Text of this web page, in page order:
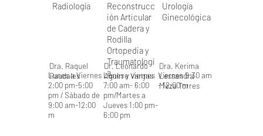
Radiología
Lunes a Viernes
2:00 pm-5:00
pm / Sábado de
9:00 am-12:00
m
Dra. Raquel
Raudales
Reconstrucc
ión Articular
de Cadera y
Rodilla
Ortopedia y
Traumatologí
a
Lunes y viernes
7:00 am- 6:00
pm/Martes a
Jueves 1:00 pm-
6:00 pm
Dr. Leonardo
Aguirre Vargas
Urología
Ginecológica
Viernes 9:30 am
- 12:00 m
Dra. Kerima
Lessandra
Meza Torres